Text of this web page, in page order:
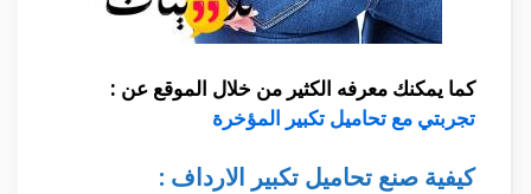
كما يمكنك معرفه الكثير من خلال الموقع عن :
تجربتي مع تحاميل تكبير المؤخرة
كيفية صنع تحاميل تكبير الارداف :